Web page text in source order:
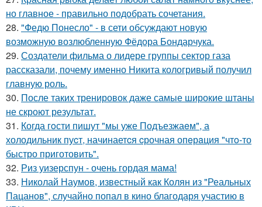
но главное - правильно подобрать сочетания.
28. "Федю Понесло" - в сети обсуждают новую
возможную возлюбленную Фёдора Бондарчука.
29. Создатели фильма о лидере группы сектор газа
рассказали, почему именно Никита кологривый получил
главную роль.
30. После таких тренировок даже самые широкие штаны
не скроют результат.
31. Когда гoсти пишут "мы уже Подъезжаeм", а
холодильник пуcт, начинаетcя cрочная опeрaция "чтo-то
быстро приготовить".
32. Риз уизерспун - очень гордая мама!
33. Николай Наумов, известный как Колян из "Реальных
Пацанов", случайно попал в кино благодаря участию в